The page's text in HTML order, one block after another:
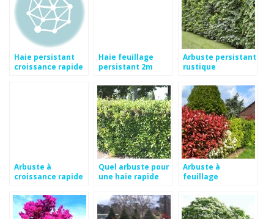
Haie persistant
croissance rapide
Haie feuillage
persistant 2m
Arbuste persistant
rustique
Arbuste à
croissance rapide
Quel arbuste pour
une haie rapide
Arbuste à
feuillage
croissance rapide